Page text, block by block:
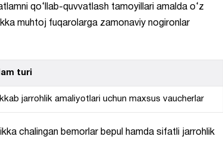
qo‘llab-quvvatlash tamoyillari amalda o‘z
muhtoj fuqarolarga zamonaviy nogironlar
turi
jarrohlik amaliyotlari uchun maxsus vaucherlar
chalingan bemorlar bepul hamda sifatli jarrohlik